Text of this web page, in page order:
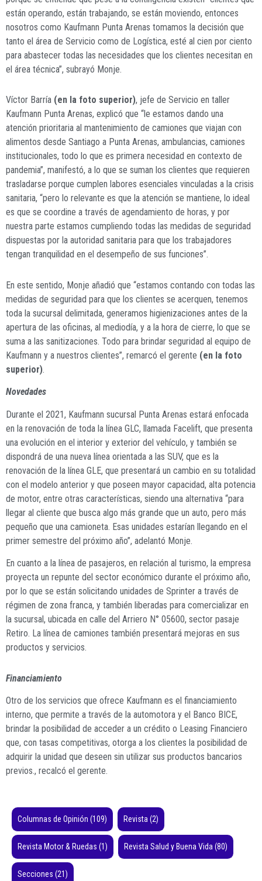
están operando, están trabajando, se están moviendo, entonces
nosotros como Kaufmann Punta Arenas tomamos la decisión que
tanto el área de Servicio como de Logística, esté al cien por ciento
para abastecer todas las necesidades que los clientes necesitan en
el área técnica”, subrayó Monje.
Víctor Barría (en la foto superior), jefe de Servicio en taller
Kaufmann Punta Arenas, explicó que “le estamos dando una
atención prioritaria al mantenimiento de camiones que viajan con
alimentos desde Santiago a Punta Arenas, ambulancias, camiones
institucionales, todo lo que es primera necesidad en contexto de
pandemia”, manifestó, a lo que se suman los clientes que requieren
trasladarse porque cumplen labores esenciales vinculadas a la crisis
sanitaria, “pero lo relevante es que la atención se mantiene, lo ideal
es que se coordine a través de agendamiento de horas, y por
nuestra parte estamos cumpliendo todas las medidas de seguridad
dispuestas por la autoridad sanitaria para que los trabajadores
tengan tranquilidad en el desempeño de sus funciones”.
En este sentido, Monje añadió que “estamos contando con todas las
medidas de seguridad para que los clientes se acerquen, tenemos
toda la sucursal delimitada, generamos higienizaciones antes de la
apertura de las oficinas, al mediodía, y a la hora de cierre, lo que se
suma a las sanitizaciones. Todo para brindar seguridad al equipo de
Kaufmann y a nuestros clientes”, remarcó el gerente (en la foto
superior).
Novedades
Durante el 2021, Kaufmann sucursal Punta Arenas estará enfocada
en la renovación de toda la línea GLC, llamada Facelift, que presenta
una evolución en el interior y exterior del vehículo, y también se
dispondrá de una nueva línea orientada a las SUV, que es la
renovación de la línea GLE, que presentará un cambio en su totalidad
con el modelo anterior y que poseen mayor capacidad, alta potencia
de motor, entre otras características, siendo una alternativa “para
llegar al cliente que busca algo más grande que un auto, pero más
pequeño que una camioneta. Esas unidades estarían llegando en el
primer semestre del próximo año”, adelantó Monje.
En cuanto a la línea de pasajeros, en relación al turismo, la empresa
proyecta un repunte del sector económico durante el próximo año,
por lo que se están solicitando unidades de Sprinter a través de
régimen de zona franca, y también liberadas para comercializar en
la sucursal, ubicada en calle del Arriero N° 05600, sector pasaje
Retiro. La línea de camiones también presentará mejoras en sus
productos y servicios.
Financiamiento
Otro de los servicios que ofrece Kaufmann es el financiamiento
interno, que permite a través de la automotora y el Banco BICE,
brindar la posibilidad de acceder a un crédito o Leasing Financiero
que, con tasas competitivas, otorga a los clientes la posibilidad de
adquirir la unidad que deseen sin utilizar sus productos bancarios
previos., recalcó el gerente.
Columnas de Opinión (109) Revista (2)
Revista Motor & Ruedas (1) Revista Salud y Buena Vida (80)
Secciones (21)